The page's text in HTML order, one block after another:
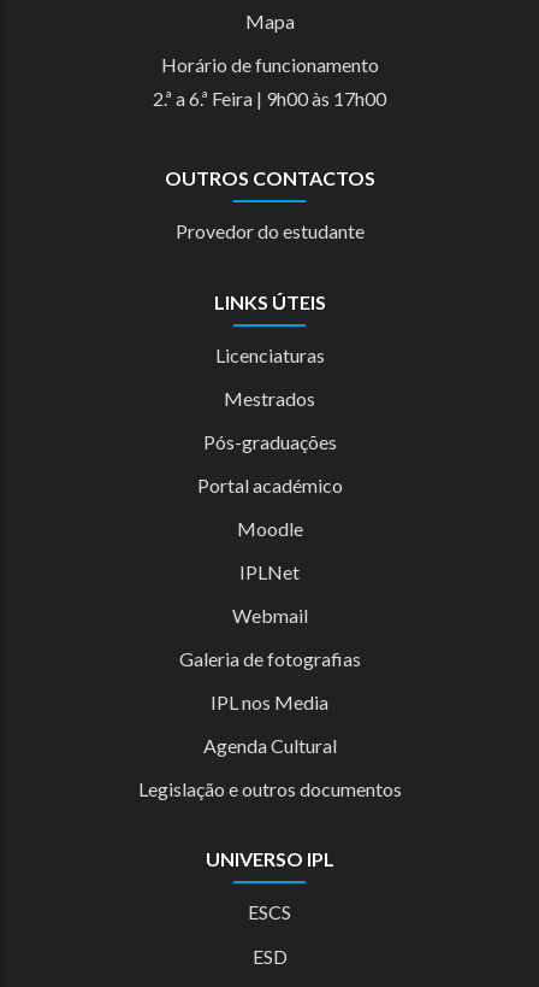
Mapa
Horário de funcionamento
2.ª a 6.ª Feira | 9h00 às 17h00
OUTROS CONTACTOS
Provedor do estudante
LINKS ÚTEIS
Licenciaturas
Mestrados
Pós-graduações
Portal académico
Moodle
IPLNet
Webmail
Galeria de fotografias
IPL nos Media
Agenda Cultural
Legislação e outros documentos
UNIVERSO IPL
ESCS
ESD